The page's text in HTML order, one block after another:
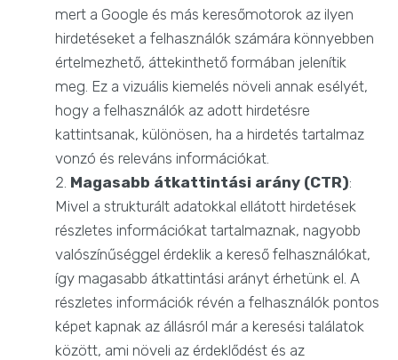
mert a Google és más keresőmotorok az ilyen
hirdetéseket a felhasználók számára könnyebben
értelmezhető, áttekinthető formában jelenítik
meg. Ez a vizuális kiemelés növeli annak esélyét,
hogy a felhasználók az adott hirdetésre
kattintsanak, különösen, ha a hirdetés tartalmaz
vonzó és releváns információkat.
Magasabb átkattintási arány (CTR):
Mivel a strukturált adatokkal ellátott hirdetések
részletes információkat tartalmaznak, nagyobb
valószínűséggel érdeklik a kereső felhasználókat,
így magasabb átkattintási arányt érhetünk el. A
részletes információk révén a felhasználók pontos
képet kapnak az állásról már a keresési találatok
között, ami növeli az érdeklődést és az